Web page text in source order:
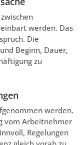
werden. Das
Die
Beginn, Dauer,
zu
werden.
vom Arbeitnehmer
Regelungen